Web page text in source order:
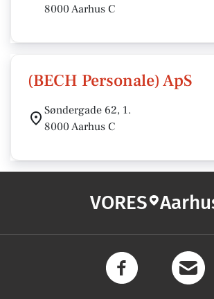
8000 Aarhus C
(BECH Personale) ApS
Søndergade 62, 1.
8000 Aarhus C
VORES